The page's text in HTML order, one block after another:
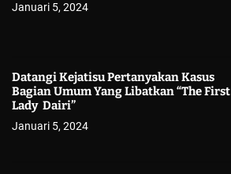
Januari 5, 2024
Datangi Kejatisu Pertanyakan Kasus
Bagian Umum Yang Libatkan “The First
Lady Dairi”
Januari 5, 2024